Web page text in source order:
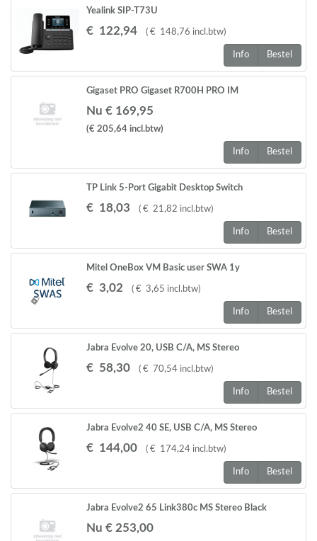
Yealink SIP-T73U
€ 122,94 ( € 148,76 incl.btw)
Info Bestel
Gigaset PRO Gigaset R700H PRO IM
Nu € 169,95
(€ 205,64 incl.btw)
Info Bestel
TP Link 5-Port Gigabit Desktop Switch
€ 18,03 ( € 21,82 incl.btw)
Info Bestel
Mitel OneBox VM Basic user SWA 1y
€ 3,02 ( € 3,65 incl.btw)
Info Bestel
Jabra Evolve 20, USB C/A, MS Stereo
€ 58,30 ( € 70,54 incl.btw)
Info Bestel
Jabra Evolve2 40 SE, USB C/A, MS Stereo
€ 144,00 ( € 174,24 incl.btw)
Info Bestel
Jabra Evolve2 65 Link380c MS Stereo Black
Nu € 253,00